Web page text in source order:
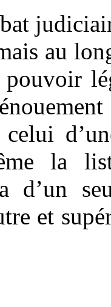
au
la
d’un
et